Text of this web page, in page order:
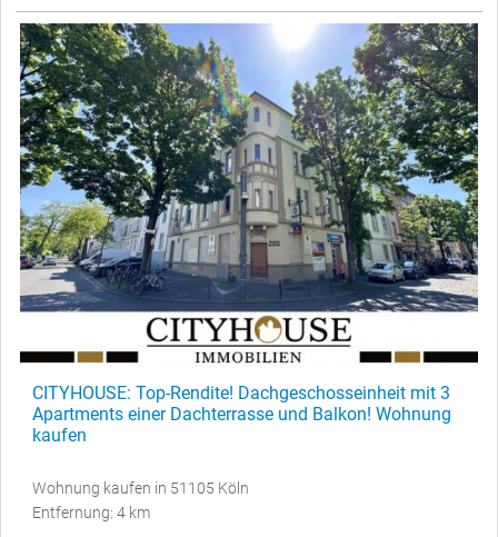
CITYHOUSE: Top-Rendite! Dachgeschosseinheit mit 3
Apartments einer Dachterrasse und Balkon! Wohnung
kaufen
Wohnung kaufen in 51105 Köln
Entfernung: 4 km